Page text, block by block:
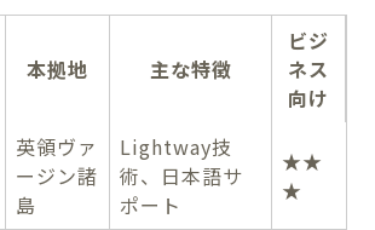
本拠地 主な特徴
ビジ
ネス
向け
英領ヴァ
ージン諸
島
Lightway技
術、日本語サ
ポート
★★
★